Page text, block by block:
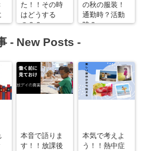
た！！その時
はどうする
の？？
の秋の服装！
通勤時？活動
時？
- New Posts -
本音で語りま
す！！放課後
本気で考えよ
う！！熱中症